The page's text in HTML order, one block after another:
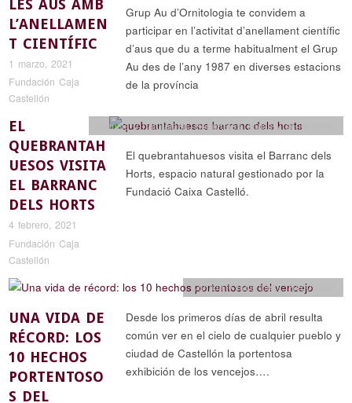
LES AUS AMB
L’ANELLAMEN
T CIENTÍFIC
1 marzo, 2021
Fundación Caja
Castellón
Grup Au d’Ornitologia te convidem a
participar en l’activitat d’anellament científic
d’aus que du a terme habitualment el Grup
Au des de l’any 1987 en diverses estacions
de la província
EL
QUEBRANTAH
UESOS VISITA
EL BARRANC
DELS HORTS
4 febrero, 2021
Fundación Caja
Castellón
Ciencia y naturaleza,Reportajes,Rutas y senderismo
El quebrantahuesos visita el Barranc dels
Horts, espacio natural gestionado por la
Fundació Caixa Castelló.
UNA VIDA DE
RÉCORD: LOS
10 HECHOS
PORTENTOSO
S DEL
Ciencia y naturaleza,Reportajes
Desde los primeros días de abril resulta
común ver en el cielo de cualquier pueblo y
ciudad de Castellón la portentosa
exhibición de los vencejos….